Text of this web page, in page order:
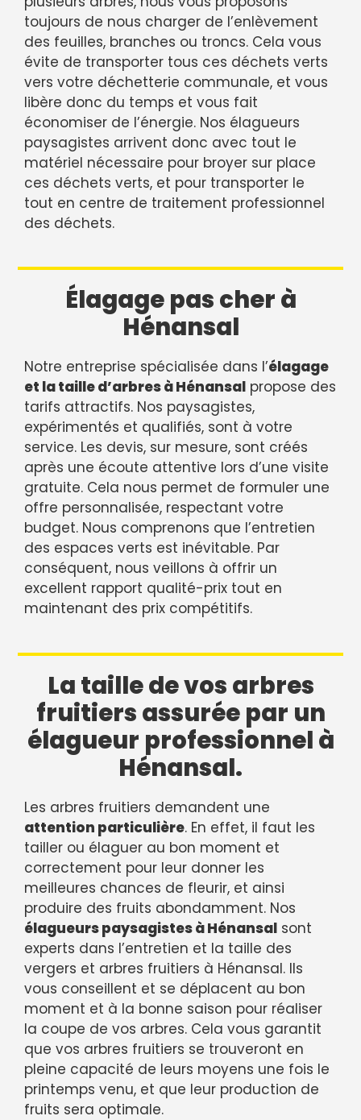
toujours de nous charger de l’enlèvement
des feuilles, branches ou troncs. Cela vous
évite de transporter tous ces déchets verts
vers votre déchetterie communale, et vous
libère donc du temps et vous fait
économiser de l’énergie. Nos élagueurs
paysagistes arrivent donc avec tout le
matériel nécessaire pour broyer sur place
ces déchets verts, et pour transporter le
tout en centre de traitement professionnel
des déchets.
Élagage pas cher à
Hénansal
Notre entreprise spécialisée dans l’élagage
et la taille d’arbres à Hénansal propose des
tarifs attractifs. Nos paysagistes,
expérimentés et qualifiés, sont à votre
service. Les devis, sur mesure, sont créés
après une écoute attentive lors d’une visite
gratuite. Cela nous permet de formuler une
offre personnalisée, respectant votre
budget. Nous comprenons que l’entretien
des espaces verts est inévitable. Par
conséquent, nous veillons à offrir un
excellent rapport qualité-prix tout en
maintenant des prix compétitifs.
La taille de vos arbres
fruitiers assurée par un
élagueur professionnel à
Hénansal.
Les arbres fruitiers demandent une
attention particulière. En effet, il faut les
tailler ou élaguer au bon moment et
correctement pour leur donner les
meilleures chances de fleurir, et ainsi
produire des fruits abondamment. Nos
élagueurs paysagistes à Hénansal sont
experts dans l’entretien et la taille des
vergers et arbres fruitiers à Hénansal. Ils
vous conseillent et se déplacent au bon
moment et à la bonne saison pour réaliser
la coupe de vos arbres. Cela vous garantit
que vos arbres fruitiers se trouveront en
pleine capacité de leurs moyens une fois le
printemps venu, et que leur production de
fruits sera optimale.